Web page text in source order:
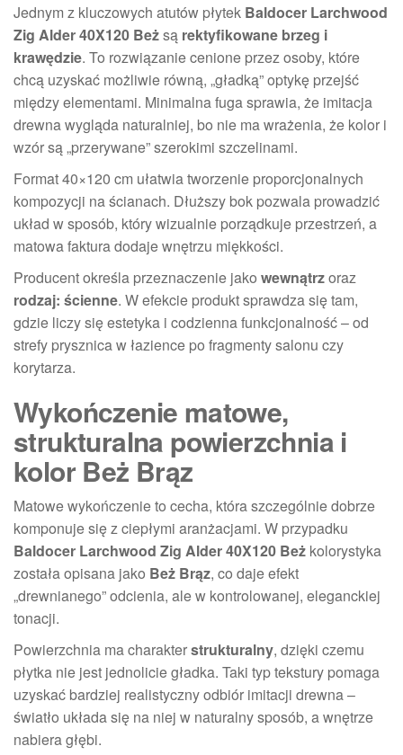
Jednym z kluczowych atutów płytek Baldocer Larchwood
Zig Alder 40X120 Beżsą rektyfikowane brzeg i
krawędzie. To rozwiązanie cenione przez osoby, które
chcą uzyskać możliwie równą, „gładką” optykę przejść
między elementami. Minimalna fuga sprawia, że imitacja
drewna wygląda naturalniej, bo nie ma wrażenia, że kolor i
wzór są „przerywane” szerokimi szczelinami.
Format 40×120 cm ułatwia tworzenie proporcjonalnych
kompozycji na ścianach. Dłuższy bok pozwala prowadzić
układ w sposób, który wizualnie porządkuje przestrzeń, a
matowa faktura dodaje wnętrzu miękkości.
Producent określa przeznaczenie jako wewnątrzoraz
rodzaj: ścienne. W efekcie produkt sprawdza się tam,
gdzie liczy się estetyka i codzienna funkcjonalność – od
strefy prysznica w łazience po fragmenty salonu czy
korytarza.
Wykończenie matowe,
strukturalna powierzchnia i
kolor Beż Brąz
Matowe wykończenie to cecha, która szczególnie dobrze
komponuje się z ciepłymi aranżacjami. W przypadku
Baldocer Larchwood Zig Alder 40X120 Beż kolorystyka
została opisana jako Beż Brąz, co daje efekt
„drewnianego” odcienia, ale w kontrolowanej, eleganckiej
tonacji.
Powierzchnia ma charakterstrukturalny, dzięki czemu
płytka nie jest jednolicie gładka. Taki typ tekstury pomaga
uzyskać bardziej realistyczny odbiór imitacji drewna –
światło układa się na niej w naturalny sposób, a wnętrze
nabiera głębi.